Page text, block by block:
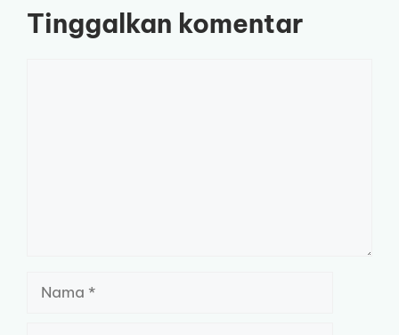
Tinggalkan komentar
Nama